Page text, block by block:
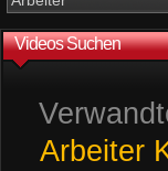
Videos Suchen
Arbeiter